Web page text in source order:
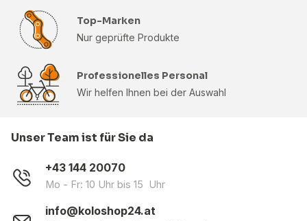
Top-Marken
Nur geprüfte Produkte
Professionelles Personal
Wir helfen Ihnen bei der Auswahl
Unser Team ist für Sie da
+43 144 20070
Mo - Fr: 10 Uhr bis 15 Uhr
info@koloshop24.at